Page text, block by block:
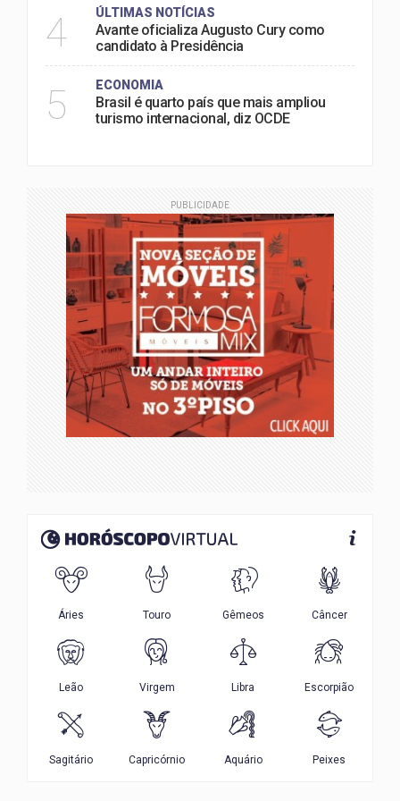
4 ÚLTIMAS NOTÍCIAS
Avante oficializa Augusto Cury como
candidato à Presidência
5 ECONOMIA
Brasil é quarto país que mais ampliou
turismo internacional, diz OCDE
PUBLICIDADE